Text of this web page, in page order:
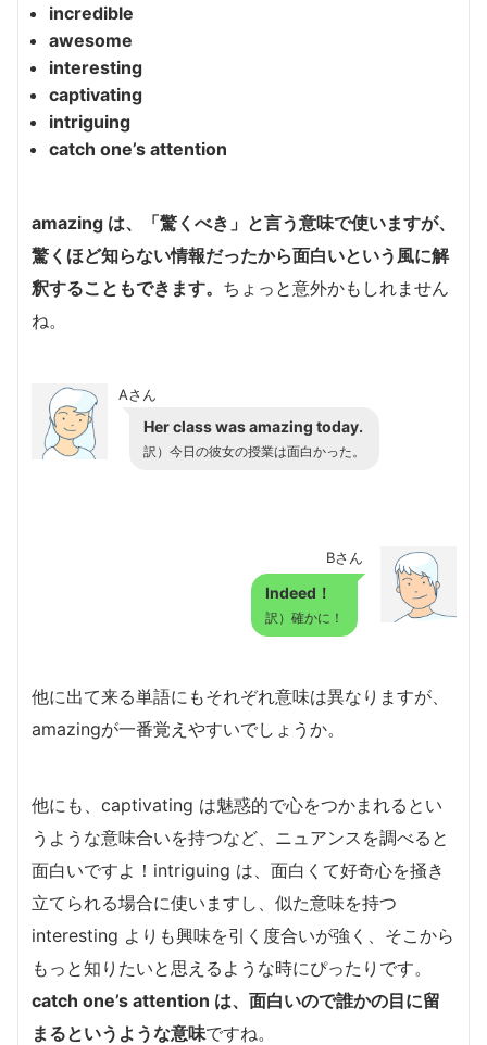
incredible
awesome
interesting
captivating
intriguing
catch one’s attention
amazing は、「驚くべき」と言う意味で使いますが、
驚くほど知らない情報だったから面白いという風に解
釈することもできます。 ちょっと意外かもしれません
ね。
Aさん
Her class was amazing today.
訳）今日の彼女の授業は面白かった。
Bさん
Indeed！
訳）確かに！
他に出て来る単語にもそれぞれ意味は異なりますが、
amazingが一番覚えやすいでしょうか。
他にも、captivating は魅惑的で心をつかまれるとい
うような意味合いを持つなど、ニュアンスを調べると
面白いですよ！intriguing は、面白くて好奇心を掻き
立てられる場合に使いますし、似た意味を持つ
interesting よりも興味を引く度合いが強く、そこから
もっと知りたいと思えるような時にぴったりです。
catch one’s attention は、面白いので誰かの目に留
まるというような意味ですね。